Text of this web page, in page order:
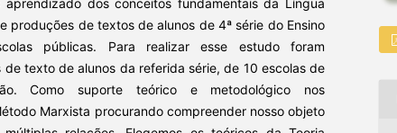
dos conceitos fundamentais da Língua
produções de textos de alunos de 4ª série do Ensino
públicas. Para realizar esse estudo foram
de texto de alunos da referida série, de 10 escolas de
Como suporte teórico e metodológico nos
Marxista procurando compreender nosso objeto